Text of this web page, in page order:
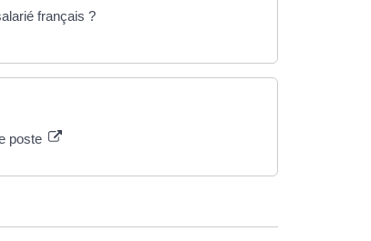
français ?
poste